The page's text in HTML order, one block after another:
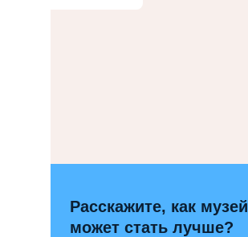
Расскажите, как музей
может стать лучше?